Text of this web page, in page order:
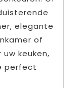
elegante
of
keuken,
perfect